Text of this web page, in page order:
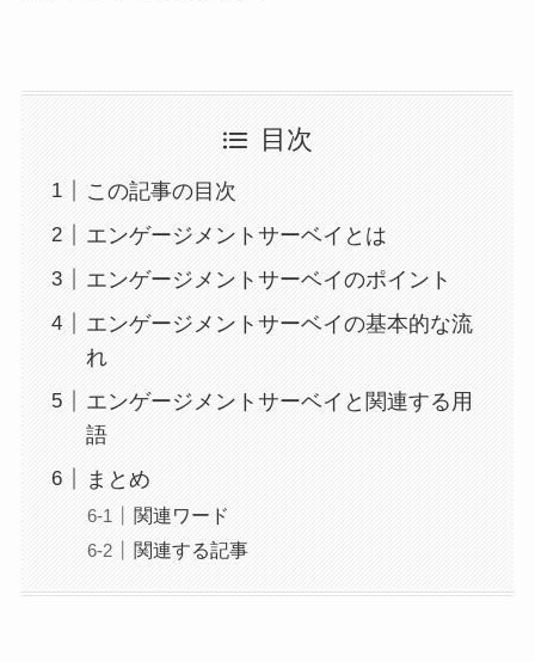
目次
この記事の目次
エンゲージメントサーベイとは
エンゲージメントサーベイのポイント
エンゲージメントサーベイの基本的な流
れ
エンゲージメントサーベイと関連する用
語
まとめ
関連ワード
関連する記事